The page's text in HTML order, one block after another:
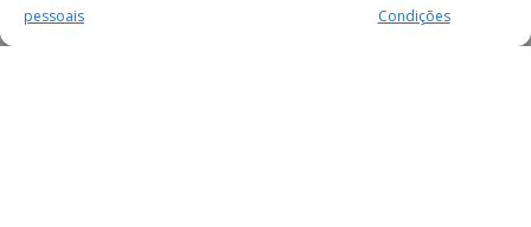
pessoais
Condições